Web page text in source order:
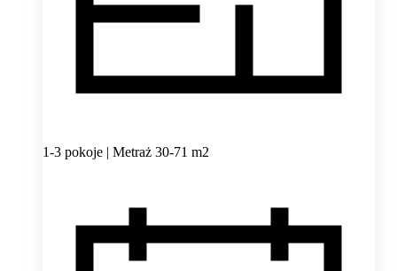
1-3 pokoje | Metraż 30-71 m2